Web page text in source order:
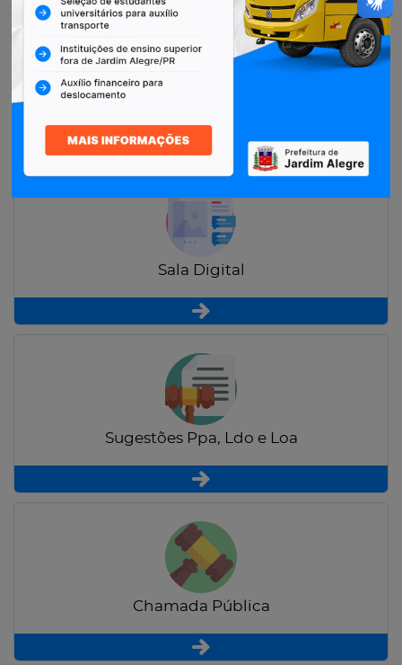
Restituição de Contribuintes
Sala Digital
Sugestões Ppa, Ldo e Loa
Chamada Pública